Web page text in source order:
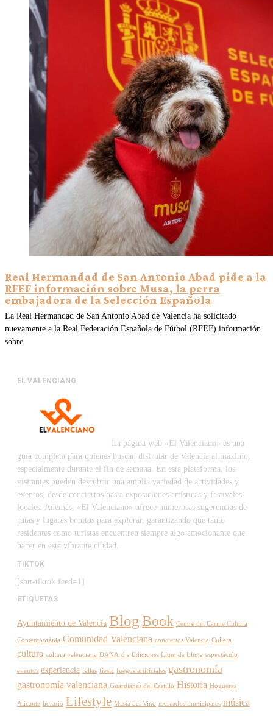
Real Hermandad de San Antonio Abad pide a la
RFEF información sobre Musa, la perra
embajadora de la Selección Española
La Real Hermandad de San Antonio Abad de Valencia ha solicitado
nuevamente a la Real Federación Española de Fútbol (RFEF) información
sobre
EL VALENCIANO
La página web «El Valenciano» es una
guía completa para quienes buscan disfrutar de Valencia al máximo,
especialmente durante el fin de semana. En esta plataforma, los
visitantes pueden descubrir una amplia variedad de actividades y
eventos, desde conciertos hasta exposiciones artísticas y festivales
locales. Además, «El Valenciano» ofrece numerosas sugerencias de
rutas y lugares bonitos para explorar, garantizando que tanto
residentes como turistas encuentren siempre algo emocionante que
hacer en esta vibrante ciudad.
TIKTOK
[sbtt-tiktok feed=1]
ETIQUETAS
Ayuntamiento de Valencia BlogBook Centre del Carme Cultura
Contemporània Comunidad Valenciana conciertos Valencia Cullera
cultura cultura valenciana DANA djs Ediciones Llum de Lluna espectáculo
eventos experiencia fallas fiesta fuegos artificiales gastronomía
gastronomía valenciana Guardianes del Castillo Historia Hogueras
Alicante horario Lifestyle Masía del Vino mercados municipales música